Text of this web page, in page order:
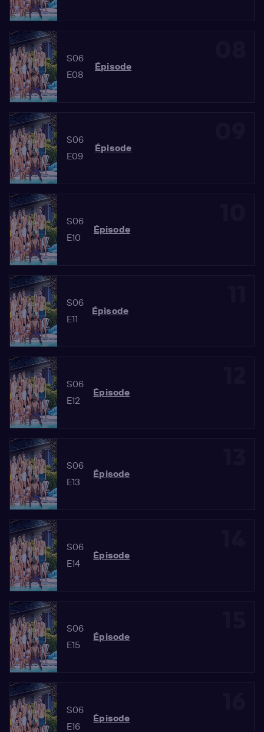
S06
E08
Épisode
S06
E09
Épisode
S06
E10
Épisode
S06
E11
Épisode
S06
E12
Épisode
S06
E13
Épisode
S06
E14
Épisode
S06
E15
Épisode
S06
E16
Épisode